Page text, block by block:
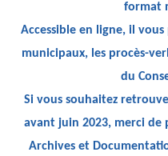
format
Accessible en ligne, il
municipaux, les procès-
du
Si vous souhaitez
avant juin 2023, merci de
Archives et